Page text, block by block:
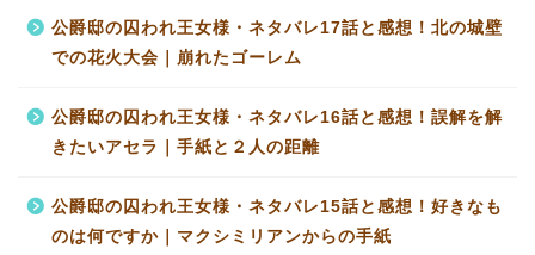
公爵邸の囚われ王女様・ネタバレ17話と感想！北の城壁
での花火大会｜崩れたゴーレム
公爵邸の囚われ王女様・ネタバレ16話と感想！誤解を解
きたいアセラ｜手紙と２人の距離
公爵邸の囚われ王女様・ネタバレ15話と感想！好きなも
のは何ですか｜マクシミリアンからの手紙